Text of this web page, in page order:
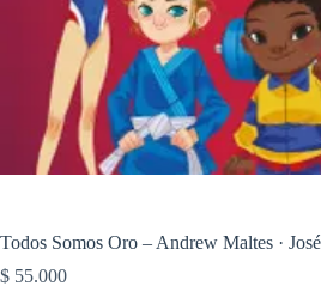
Todos Somos Oro – Andrew Maltes ·
$ 55.000